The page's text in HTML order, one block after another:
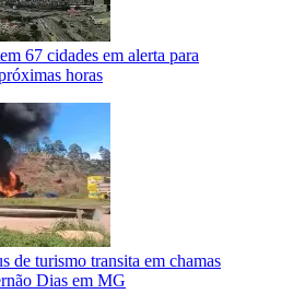
67 cidades em alerta para
horas
de turismo transita em chamas
Dias em MG